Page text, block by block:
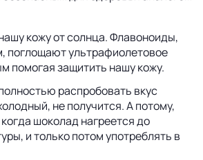
кожу от солнца. Флавоноиды,
поглощают ультрафиолетовое
помогая защитить нашу кожу.
распробовать вкус
не получится. А потому,
шоколад нагреется до
и только потом употреблять в